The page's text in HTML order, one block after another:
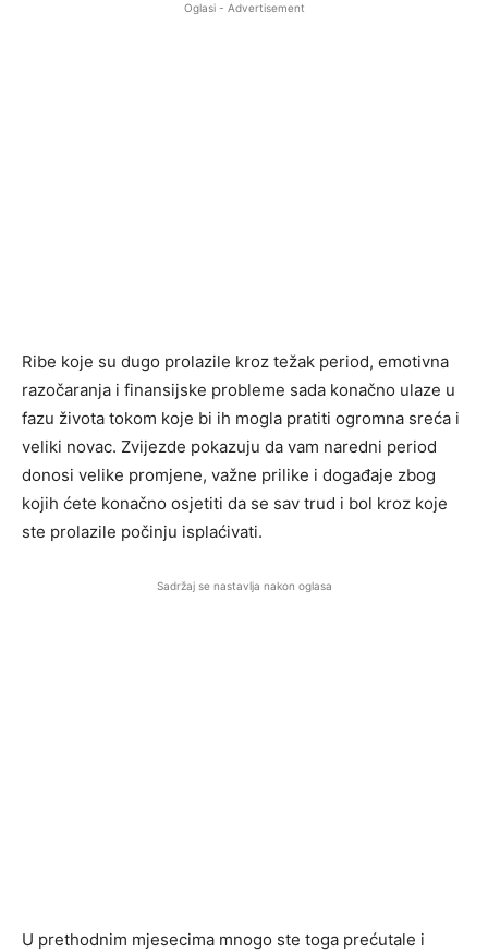
Oglasi - Advertisement
Ribe koje su dugo prolazile kroz težak period, emotivna
razočaranja i finansijske probleme sada konačno ulaze u
fazu života tokom koje bi ih mogla pratiti ogromna sreća i
veliki novac. Zvijezde pokazuju da vam naredni period
donosi velike promjene, važne prilike i događaje zbog
kojih ćete konačno osjetiti da se sav trud i bol kroz koje
ste prolazile počinju isplaćivati.
Sadržaj se nastavlja nakon oglasa
U prethodnim mjesecima mnogo ste toga prećutale i